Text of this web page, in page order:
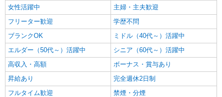
女性活躍中
主婦・主夫歓迎
フリーター歓迎
学歴不問
ブランクOK
ミドル（40代～）活躍中
エルダー（50代～）活躍中
シニア（60代～）活躍中
高収入・高額
ボーナス・賞与あり
昇給あり
完全週休2日制
フルタイム歓迎
禁煙・分煙